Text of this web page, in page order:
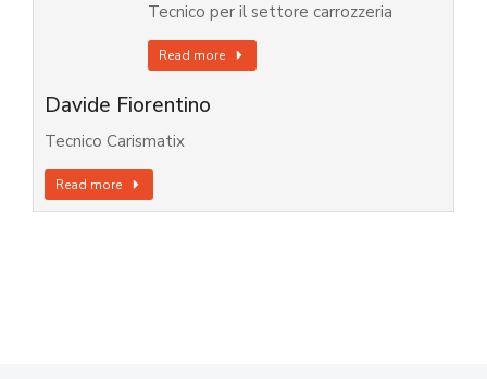
Tecnico per il settore carrozzeria
Read more
Davide Fiorentino
Tecnico Carismatix
Read more